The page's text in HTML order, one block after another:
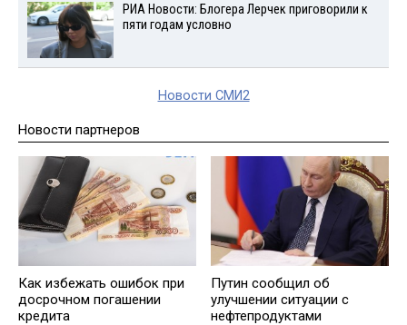
РИА Новости: Блогера Лерчек приговорили к
пяти годам условно
Новости СМИ2
Новости партнеров
Кaк избежать ошибок при
досрочном погашении
кредита
Путин сообщил об
улучшении ситуации с
нефтепродуктами